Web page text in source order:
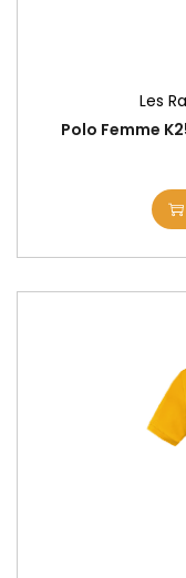
Les
Polo Femme